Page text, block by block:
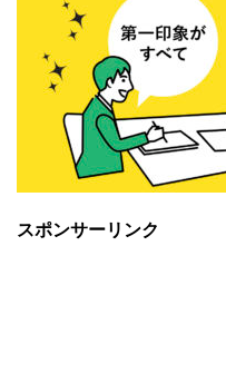
スポンサーリンク